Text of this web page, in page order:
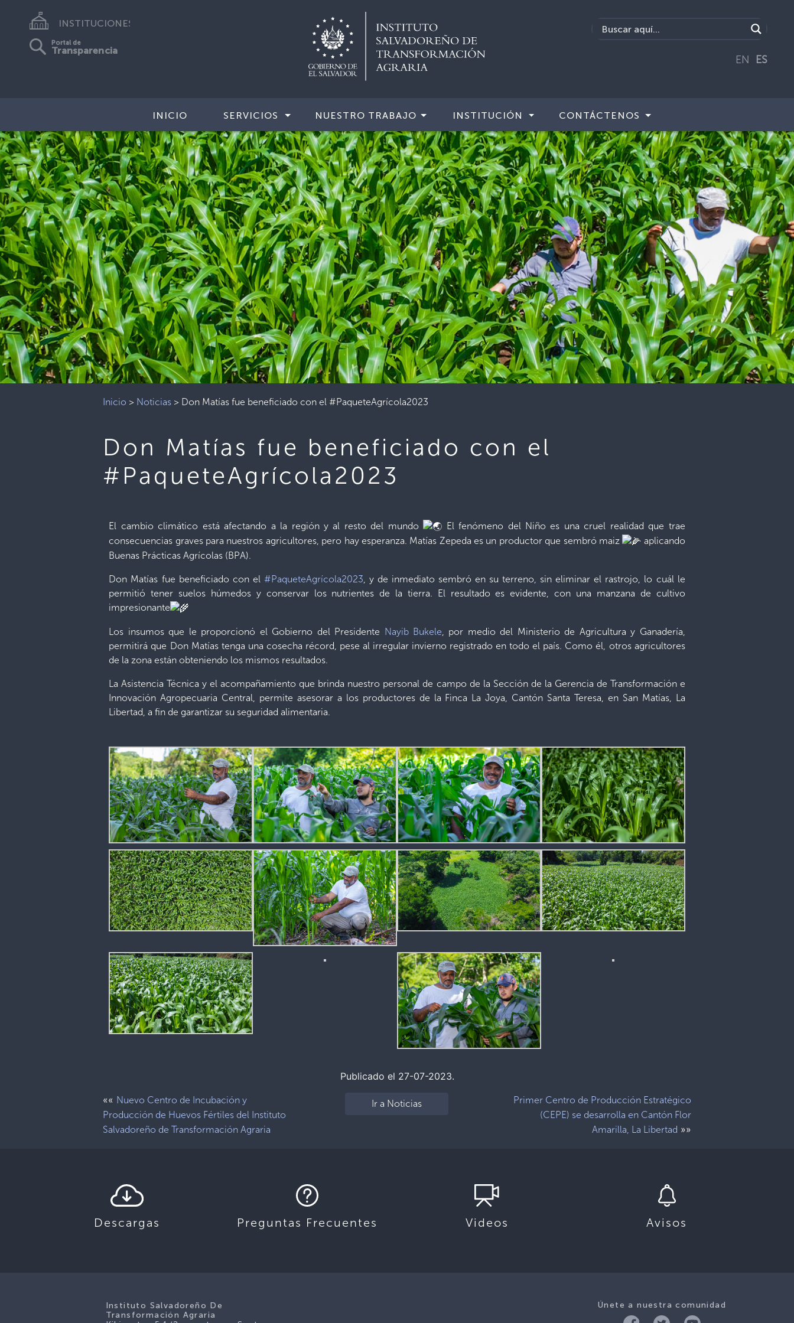
INSTITUCIONES
Portal de
Transparencia
EN ES
INICIO SERVICIOS NUESTRO TRABAJO INSTITUCIÓN CONTÁCTENOS
Inicio > Noticias > Don Matías fue beneficiado con el #PaqueteAgrícola2023
Don Matías fue beneficiado con el
#PaqueteAgrícola2023
El cambio climático está afectando a la región y al resto del mundo
El fenómeno del Niño es una cruel realidad que trae
consecuencias graves para nuestros agricultores, pero hay esperanza. Matías Zepeda es un productor que sembró maiz
aplicando
Buenas Prácticas Agrícolas (BPA).
Don Matías fue beneficiado con el #PaqueteAgrícola2023, y de inmediato sembró en su terreno, sin eliminar el rastrojo, lo cuál le
permitió tener suelos húmedos y conservar los nutrientes de la tierra. El resultado es evidente, con una manzana de cultivo
impresionante
Los insumos que le proporcionó el Gobierno del Presidente Nayib Bukele, por medio del Ministerio de Agricultura y Ganadería,
permitirá que Don Matías tenga una cosecha récord, pese al irregular invierno registrado en todo el país. Como él, otros agricultores
de la zona están obteniendo los mismos resultados.
La Asistencia Técnica y el acompañamiento que brinda nuestro personal de campo de la Sección de la Gerencia de Transformación e
Innovación Agropecuaria Central, permite asesorar a los productores de la Finca La Joya, Cantón Santa Teresa, en San Matías, La
Libertad, a fin de garantizar su seguridad alimentaria.
Publicado el 27-07-2023.
«« Nuevo Centro de Incubación y
Producción de Huevos Fértiles del Instituto
Salvadoreño de Transformación Agraria
Ir a Noticias
Primer Centro de Producción Estratégico
(CEPE) se desarrolla en Cantón Flor
Amarilla, La Libertad »»
Descargas Preguntas Frecuentes Videos Avisos
Únete a nuestra comunidad
Instituto Salvadoreño De
Transformación Agraria